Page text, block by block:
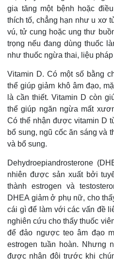
gia tăng một bệnh hoặc
thích tố, chẳng hạn như u xơ
vú, tử cung hoặc ung thư
trọng nếu đang dùng thuốc
như thuốc ngừa thai, liệu
Vitamin D. Có một số bằng
thể giúp giảm khô âm đạo,
là cần thiết. Vitamin D còn
thể giúp ngăn ngừa mất
Có thể nhận được vitamin D
bổ sung, ngũ cốc ăn sáng và
và bổ sung.
Dehydroepiandrosterone
nhiên được sản xuất bởi
thành estrogen và
DHEA giảm ở phụ nữ, cho
cái gì để làm với các vấn đề
nghiên cứu cho thấy thuốc
để đảo ngược teo âm đạo
estrogen tuần hoàn. Nhưng
được nhân đôi trước khi